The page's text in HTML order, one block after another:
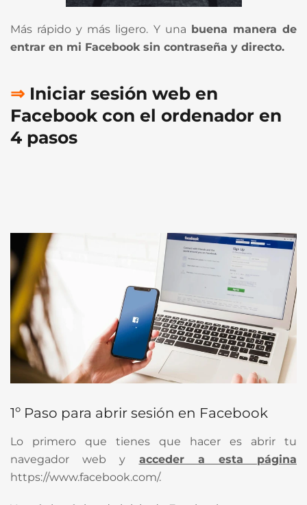
Más rápido y más ligero. Y una buena manera de
entrar en mi Facebook sin contraseña y directo.
⇒ Iniciar sesión web en
Facebook con el ordenador en
4 pasos
1º Paso para abrir sesión en Facebook
Lo primero que tienes que hacer es abrir tu
navegador web y acceder a esta página
https://www.facebook.com/.